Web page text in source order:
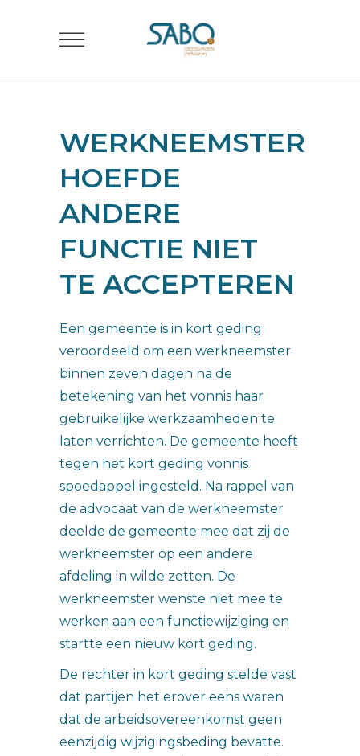
WERKNEEMSTER
HOEFDE
ANDERE
FUNCTIE NIET
TE ACCEPTEREN
Een gemeente is in kort geding
veroordeeld om een werkneemster
binnen zeven dagen na de
betekening van het vonnis haar
gebruikelijke werkzaamheden te
laten verrichten. De gemeente heeft
tegen het kort geding vonnis
spoedappel ingesteld. Na rappel van
de advocaat van de werkneemster
deelde de gemeente mee dat zij de
werkneemster op een andere
afdeling in wilde zetten. De
werkneemster wenste niet mee te
werken aan een functiewijziging en
startte een nieuw kort geding.
De rechter in kort geding stelde vast
dat partijen het erover eens waren
dat de arbeidsovereenkomst geen
eenzijdig wijzigingsbeding bevatte.